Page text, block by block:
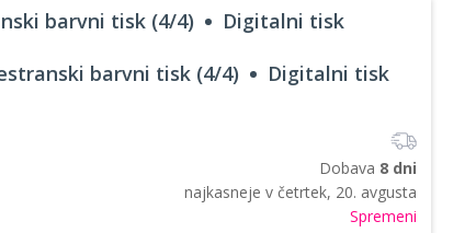
barvni tisk (4/4) Digitalni tisk
barvni tisk (4/4) Digitalni tisk
Dobava 8 dni
najkasneje v četrtek, 20. avgusta
Spremeni